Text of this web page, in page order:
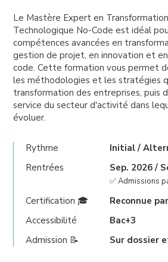
Le Mastère Expert en
Technologique No-Code est idéal
compétences avancées en
gestion de projet, en innovation et
code. Cette formation vous permet
les méthodologies et les stratégies
transformation des entreprises, puis
service du secteur d'activité dans
évoluer.
Rythme
Initial /
Rentrées
Sep. 2026 /
✅ Admissions
Certification 🎓
Reconnue
Accessibilité
Bac+3
Admission 📝
Sur dossier